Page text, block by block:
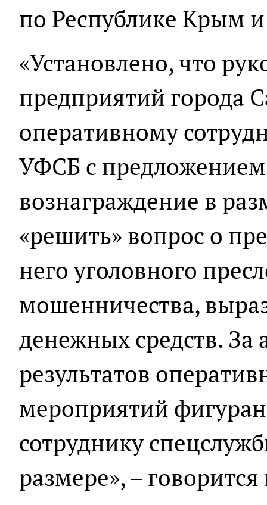
по Республике Крым
«Установлено, что
предприятий города
оперативному
УФСБ с
вознаграждение в
«решить» вопрос о
него уголовного
мошенничества,
денежных средств. За
результатов
мероприятий
сотруднику
размере», –